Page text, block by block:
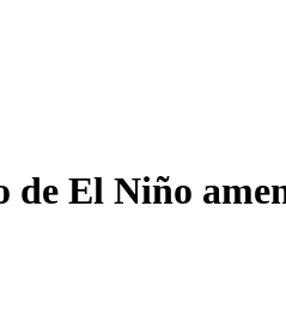
El Niño